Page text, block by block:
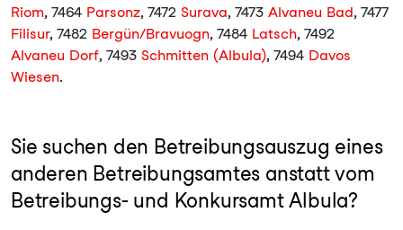
Riom, 7464 Parsonz, 7472 Surava, 7473 Alvaneu Bad, 7477
Filisur, 7482 Bergün/Bravuogn, 7484 Latsch, 7492
Alvaneu Dorf, 7493 Schmitten (Albula), 7494 Davos
Wiesen.
Sie suchen den Betreibungsauszug eines
anderen Betreibungsamtes anstatt vom
Betreibungs- und Konkursamt Albula?